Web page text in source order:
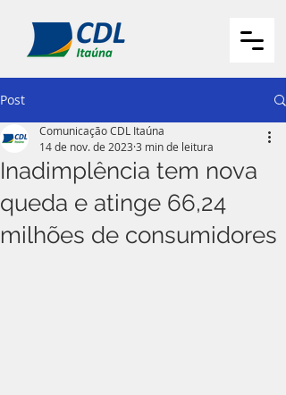
Post
Inadimplência tem nova
queda e atinge 66,24
milhões de consumidores
Comunicação CDL Itaúna
14 de nov. de 2023 3 min de leitura